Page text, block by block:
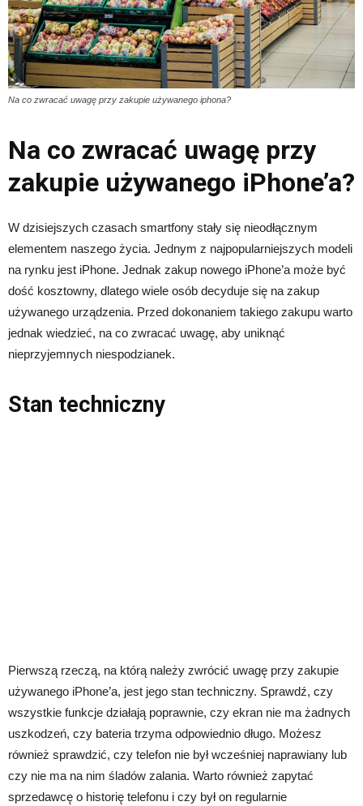
Na co zwracać uwagę przy zakupie używanego iphona?
Na co zwracać uwagę przy
zakupie używanego iPhone’a?
W dzisiejszych czasach smartfony stały się nieodłącznym
elementem naszego życia. Jednym z najpopularniejszych modeli
na rynku jest iPhone. Jednak zakup nowego iPhone’a może być
dość kosztowny, dlatego wiele osób decyduje się na zakup
używanego urządzenia. Przed dokonaniem takiego zakupu warto
jednak wiedzieć, na co zwracać uwagę, aby uniknąć
nieprzyjemnych niespodzianek.
Stan techniczny
Pierwszą rzeczą, na którą należy zwrócić uwagę przy zakupie
używanego iPhone’a, jest jego stan techniczny. Sprawdź, czy
wszystkie funkcje działają poprawnie, czy ekran nie ma żadnych
uszkodzeń, czy bateria trzyma odpowiednio długo. Możesz
również sprawdzić, czy telefon nie był wcześniej naprawiany lub
czy nie ma na nim śladów zalania. Warto również zapytać
sprzedawcę o historię telefonu i czy był on regularnie